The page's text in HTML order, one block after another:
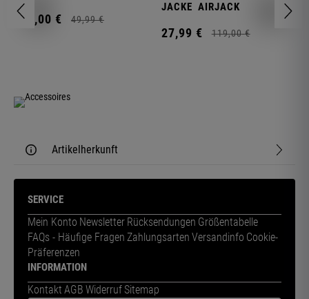
11,00 € 49,99 €
JACKE AIRJACK
27,99 € 119,00 €
Artikelherkunft
SERVICE
Mein Konto Newsletter Rücksendungen Größentabelle
FAQs - Häufige Fragen Zahlungsarten Versandinfo Cookie-
Präferenzen
INFORMATION
Kontakt AGB Widerruf Sitemap